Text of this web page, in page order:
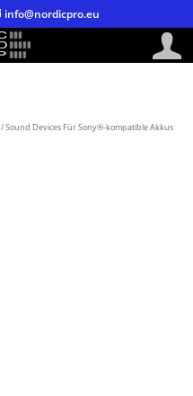
info@nordicpro.eu
/ Sound Devices Für Sony®-kompatible Akkus